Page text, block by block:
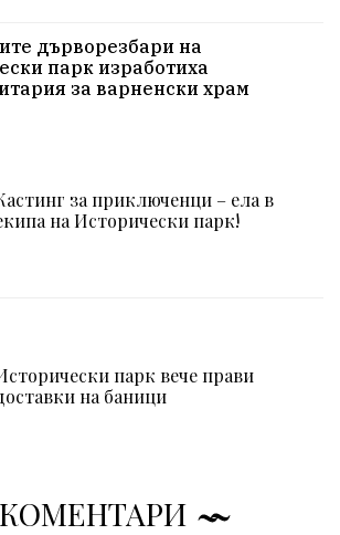
дърворезбари на
парк изработиха
за варненски храм
за приключенци – ела в
на Исторически парк!
парк вече прави
на баници
КОМЕНТАРИ